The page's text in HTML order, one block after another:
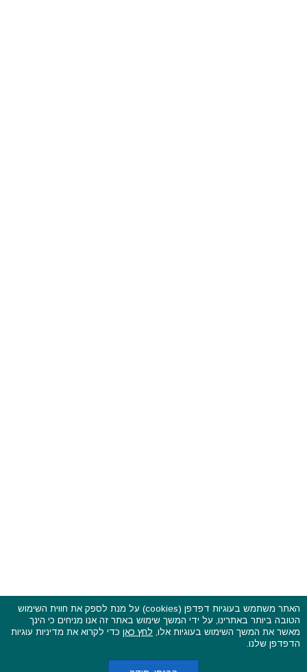
פסטיבלים וקרנבלים בעולם - כל הזכויות שמורות © 2015 - 2026
בשותפות עםCarniFest Online
האתר משתמש בעוגיות דפדפן (cookies) על מנת לספק את חווית השימוש
הטובה ביותר באתרינו, על ידי המשך שימוש באתר זה אנו מניחים כי הינך
מאשר את המשך השימוש בעוגיות אלו, לחץ כאן כדי לקרוא את מדיניות עוגיות
הדפדפן שלנו.